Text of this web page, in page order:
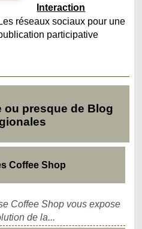
Interaction
Les réseaux sociaux pour une
participative
ou presque de Blog
Coffee Shop
Coffee Shop vous expose
de la...